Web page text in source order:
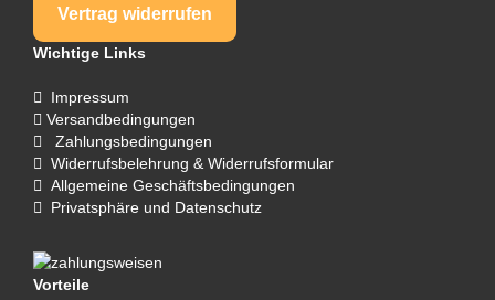
Vertrag widerrufen
Wichtige Links
Impressum
Versandbedingungen
Zahlungsbedingungen
Widerrufsbelehrung & Widerrufsformular
Allgemeine Geschäftsbedingungen
Privatsphäre und Datenschutz
Vorteile